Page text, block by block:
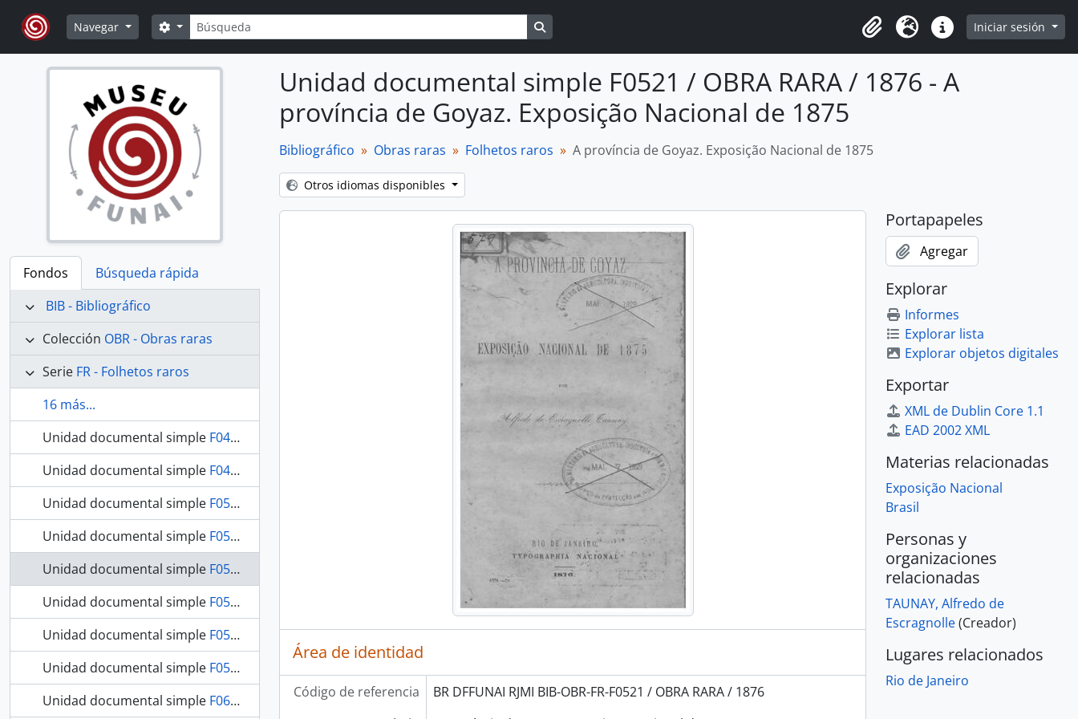
Skip to main content
Navegar
Búsqueda
Search options
Portapapeles
Idioma Enlaces rápidos
Iniciar sesión
Fondos
Búsqueda rápida
BIB - Bibliográfico
Colección OBR - Obras raras
Serie FR - Folhetos raros
16 más...
Unidad documental simple F0486 / OBRA RARA / 1908 - Elementos de gramática e dicionário de língua dos boróros- coroados de Mato Grosso
Unidad documental simple F0497 / OBRA RARA / 1904 - Noticia sobre alguns jardins botanicos da Europa
Unidad documental simple F0517 / OBRA RARA / 1877 - Notícia sobre a Provincia do Paraná
Unidad documental simple F0519 / OBRA RARA / 1855 - Descrição da Costa do Brasil de Pitimbu e São Bento e de todas as Barras, Portos e Rio do Litoral da Provincia de Pernambuco: seguida de um roteiro para se demandarem as mesmas barras.Acompanhando a Planta Geral da Costa.Apresentando ao Illm. Sr. capitão. em 3 de fevereiro de 1855.
Unidad documental simple F0521 / OBRA RARA / 1876 - A província de Goyaz. Exposição Nacional de 1875
Unidad documental simple F0525 / OBRA RARA / 1874 - Descripção topographica do mappa da provincia de Santa Catarina organisada na Commissão do Registro geral e Estatistica das terras publicas sob a presidencia do Conselheiro Bernardo Augusto Nascentes de Azambuja
Unidad documental simple F0527 / OBRA RARA / 1907 - O Tupi na chorographia Pernambucana
Unidad documental simple F0531 / OBRA RARA / 1858 - Cabinet D'Antiquités Américains a Copenhague.rapport Ethonographique
Unidad documental simple F0601 / OBRA RARA / 1929 - Anchieta na Capitania de São Vicente: (Premio "Capistrano de Abreu" de 1928) Ed. da Sociedade Capistrano de Abreu, 1929.
Unidad documental simple F0521 / OBRA RARA / 1876 - A
província de Goyaz. Exposição Nacional de 1875
Bibliográfico Obras raras Folhetos raros A província de Goyaz. Exposição Nacional de 1875
Otros idiomas disponibles
Área de identidad
Código de referencia
BR DFFUNAI RJMI BIB-OBR-FR-F0521 / OBRA RARA / 1876
Portapapeles
Agregar
Explorar
Informes
Explorar lista
Explorar objetos digitales
Exportar
XML de Dublin Core 1.1
EAD 2002 XML
Materias relacionadas
Exposição Nacional
Brasil
Personas y
organizaciones
relacionadas
TAUNAY, Alfredo de
Escragnolle(Creador)
Lugares relacionados
Rio de Janeiro